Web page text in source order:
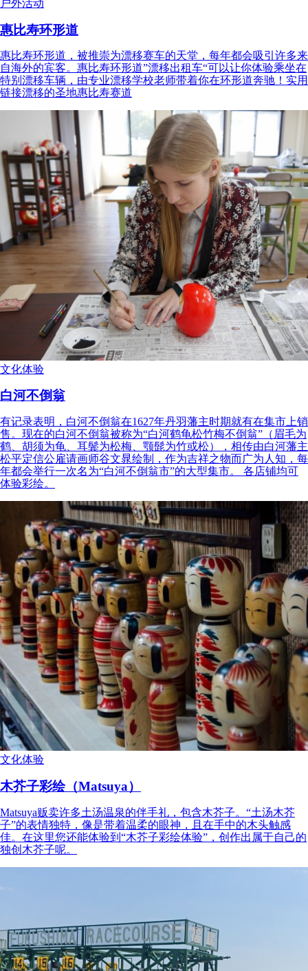
户外活动
惠比寿环形道
惠比寿环形道，被推崇为漂移赛车的天堂，每年都会吸引许多来
自海外的宾客。惠比寿环形道”漂移出租车“可以让你体验乘坐在
特别漂移车辆，由专业漂移学校老师带着你在环形道奔驰！实用
链接漂移的圣地惠比寿赛道
文化体验
白河不倒翁
有记录表明，白河不倒翁在1627年丹羽藩主时期就有在集市上销
售。现在的白河不倒翁被称为“白河鹤龟松竹梅不倒翁”（眉毛为
鹤、胡须为龟、耳鬓为松梅、颚髭为竹或松），相传由白河藩主
松平定信公雇请画师谷文晁绘制，作为吉祥之物而广为人知，每
年都会举行一次名为“白河不倒翁市”的大型集市。 各店铺均可
体验彩绘。
文化体验
木芥子彩绘（Matsuya）
Matsuya贩卖许多土汤温泉的伴手礼，包含木芥子。“土汤木芥
子”的表情独特，像是带着温柔的眼神，且在手中的木头触感
佳。在这里您还能体验到“木芥子彩绘体验”，创作出属于自己的
独创木芥子呢。